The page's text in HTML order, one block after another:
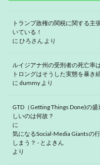
トランプ政権の関税に関する主
いている！
に ひろさん より
ルイジアナ州の受刑者の死亡率
トロングはそうした実態を暴き
に dummy より
GTD（Getting Things Done)の
しいのは何故？
に
気になるSocial-Media Giantsの
しまう？ - とよきん
より